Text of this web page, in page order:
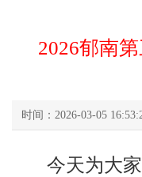
2026郁南
时间：2026-03-05
今天为大家